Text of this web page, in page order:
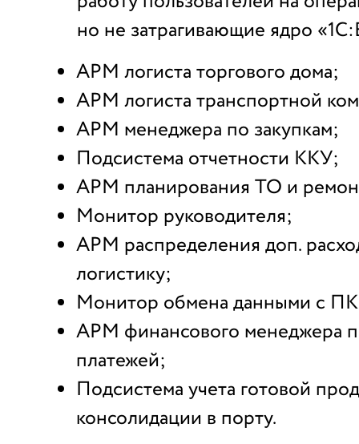
но не затрагивающие ядро
АРМ логиста торгового дома;
АРМ логиста транспортной
АРМ менеджера по закупкам;
Подсистема отчетности ККУ;
АРМ планирования ТО и
Монитор руководителя;
АРМ распределения доп.
логистику;
Монитор обмена данными с
АРМ финансового менеджера
платежей;
Подсистема учета готовой
консолидации в порту.